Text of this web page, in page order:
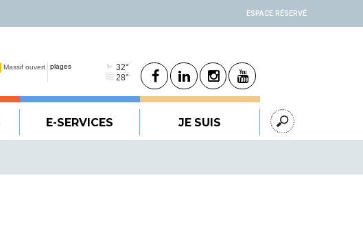
ESPACE RÉSERVÉ
E-SERVICES JE SUIS